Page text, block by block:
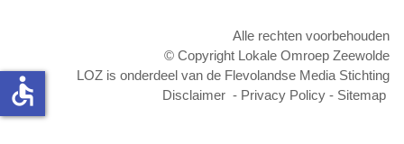
Alle rechten voorbehouden
© Copyright Lokale Omroep Zeewolde
LOZ is onderdeel van de Flevolandse Media Stichting
Disclaimer - Privacy Policy - Sitemap
accessible